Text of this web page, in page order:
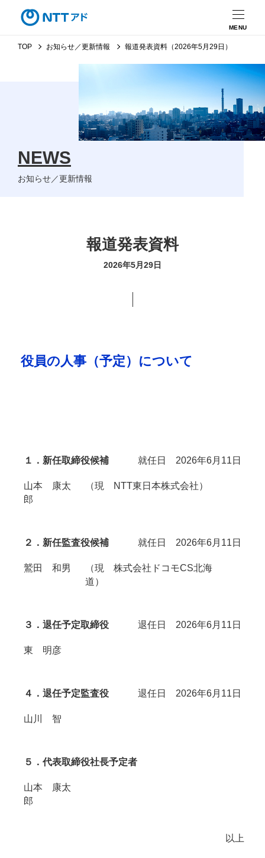
MENU
TOP お知らせ／更新情報 報道発表資料（2026年5月29日）
NEWS
お知らせ／更新情報
報道発表資料
2026年5月29日
役員の人事（予定）について
１．新任取締役候補 就任日 2026年6月11日
山本 康太
郎
（現 NTT東日本株式会社）
２．新任監査役候補 就任日 2026年6月11日
鷲田 和男
（現 株式会社ドコモCS北海
道）
３．退任予定取締役 退任日 2026年6月11日
東 明彦
４．退任予定監査役 退任日 2026年6月11日
山川 智
５．代表取締役社長予定者
山本 康太
郎
以上